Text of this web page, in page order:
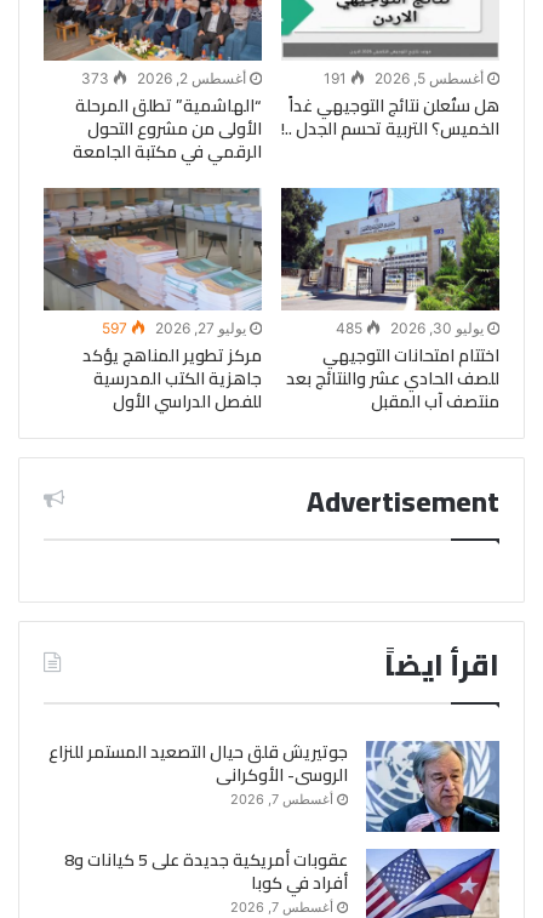
أغسطس 5, 2026 191
هل ستُعلن نتائج التوجيهي غداً
الخميس؟ التربية تحسم الجدل ..!
أغسطس 2, 2026 373
“الهاشمية” تطلق المرحلة
الأولى من مشروع التحول
الرقمي في مكتبة الجامعة
يوليو 30, 2026 485
اختتام امتحانات التوجيهي
للصف الحادي عشر والنتائج بعد
منتصف آب المقبل
يوليو 27, 2026 597
مركز تطوير المناهج يؤكد
جاهزية الكتب المدرسية
للفصل الدراسي الأول
Advertisement
اقرأ ايضاً
جوتيريش قلق حيال التصعيد المستمر للنزاع
الروسى- الأوكرانى
أغسطس 7, 2026
عقوبات أمريكية جديدة على 5 كيانات و8
أفراد في كوبا
أغسطس 7, 2026